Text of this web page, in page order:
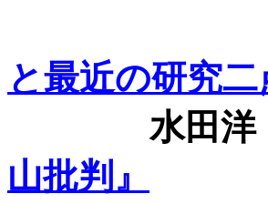
と最近の研究
水田
山批判』